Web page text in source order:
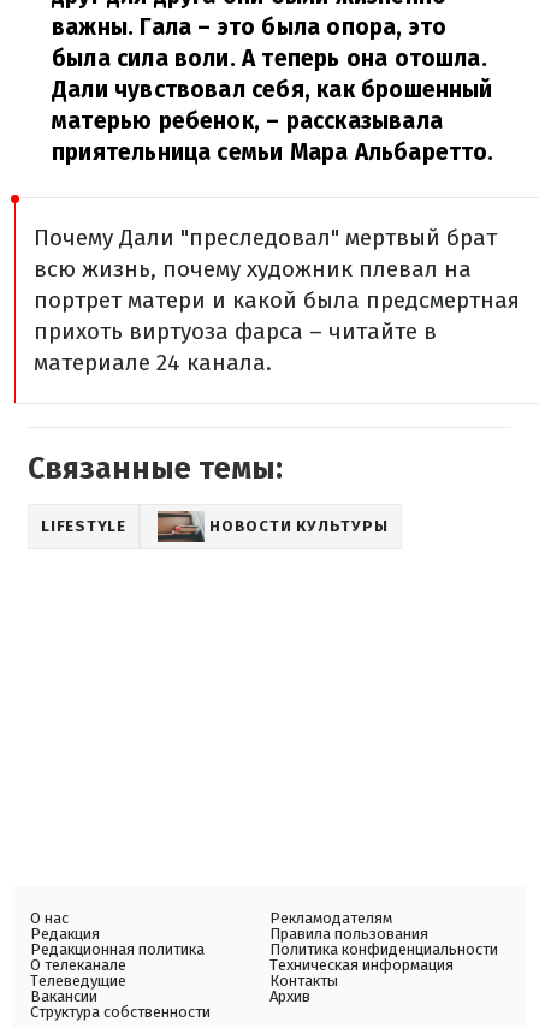
важны. Гала – это была опора, это
была сила воли. А теперь она отошла.
Дали чувствовал себя, как брошенный
матерью ребенок, – рассказывала
приятельница семьи Мара Альбаретто.
Почему Дали "преследовал" мертвый брат
всю жизнь, почему художник плевал на
портрет матери и какой была предсмертная
прихоть виртуоза фарса – читайте в
материале 24 канала.
Связанные темы:
LIFESTYLE НОВОСТИ КУЛЬТУРЫ
О нас
Редакция
Редакционная политика
О телеканале
Телеведущие
Вакансии
Структура собственности
Рекламодателям
Правила пользования
Политика конфиденциальности
Техническая информация
Контакты
Архив